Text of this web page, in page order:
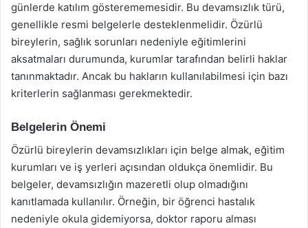
günlerde katılım gösterememesidir. Bu devamsızlık türü,
genellikle resmi belgelerle desteklenmelidir. Özürlü
bireylerin, sağlık sorunları nedeniyle eğitimlerini
aksatmaları durumunda, kurumlar tarafından belirli haklar
tanınmaktadır. Ancak bu hakların kullanılabilmesi için bazı
kriterlerin sağlanması gerekmektedir.
Belgelerin Önemi
Özürlü bireylerin devamsızlıkları için belge almak, eğitim
kurumları ve iş yerleri açısından oldukça önemlidir. Bu
belgeler, devamsızlığın mazeretli olup olmadığını
kanıtlamada kullanılır. Örneğin, bir öğrenci hastalık
nedeniyle okula gidemiyorsa, doktor raporu alması